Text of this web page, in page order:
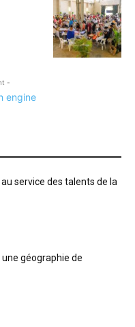
-
service des talents de la
géographie de